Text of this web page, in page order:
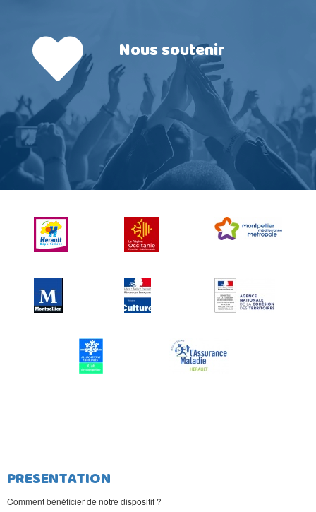
Nous soutenir
PRESENTATION
Comment bénéficier de notre dispositif ?